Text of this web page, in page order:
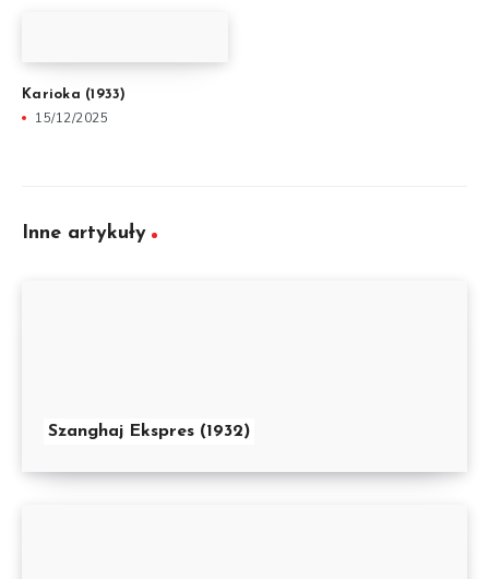
Karioka (1933)
15/12/2025
Inne artykuły
Szanghaj Ekspres (1932)